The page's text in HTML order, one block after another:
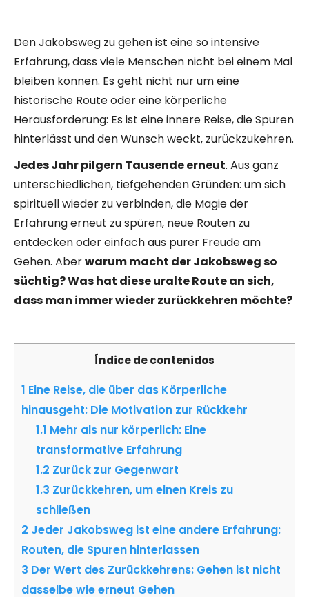
Den Jakobsweg zu gehen ist eine so intensive
Erfahrung, dass viele Menschen nicht bei einem Mal
bleiben können. Es geht nicht nur um eine
historische Route oder eine körperliche
Herausforderung: Es ist eine innere Reise, die Spuren
hinterlässt und den Wunsch weckt, zurückzukehren.
Jedes Jahr pilgern Tausende erneut. Aus ganz
unterschiedlichen, tiefgehenden Gründen: um sich
spirituell wieder zu verbinden, die Magie der
Erfahrung erneut zu spüren, neue Routen zu
entdecken oder einfach aus purer Freude am
Gehen. Aberwarum macht der Jakobsweg so
süchtig? Was hat diese uralte Route an sich,
dass man immer wieder zurückkehren möchte?
Índice de contenidos
1 Eine Reise, die über das Körperliche
hinausgeht: Die Motivation zur Rückkehr
1.1 Mehr als nur körperlich: Eine
transformative Erfahrung
1.2 Zurück zur Gegenwart
1.3 Zurückkehren, um einen Kreis zu
schließen
2 Jeder Jakobsweg ist eine andere Erfahrung:
Routen, die Spuren hinterlassen
3 Der Wert des Zurückkehrens: Gehen ist nicht
dasselbe wie erneut Gehen